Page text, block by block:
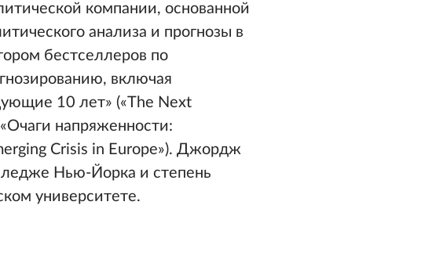
компании, основанной
анализа и прогнозы в
бестселлеров по
включая
10 лет» («The Next
напряженности:
Crisis in Europe»). Джордж
Нью-Йорка и степень
университете.